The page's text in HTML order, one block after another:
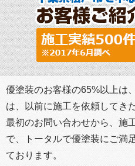
優塗装のお客様の65%以上は
は、以前に施工を依頼してき
最初のお問い合わせから、施
で、トータルで優塗装にご満
ております。